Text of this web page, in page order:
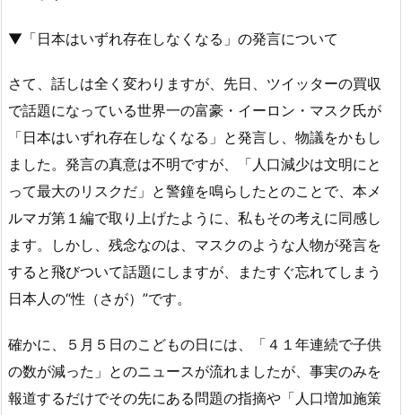
▼「日本はいずれ存在しなくなる」の発言について
さて、話しは全く変わりますが、先日、ツイッターの買収
で話題になっている世界一の富豪・イーロン・マスク氏が
「日本はいずれ存在しなくなる」と発言し、物議をかもし
ました。発言の真意は不明ですが、「人口減少は文明にと
って最大のリスクだ」と警鐘を鳴らしたとのことで、本メ
ルマガ第１編で取り上げたように、私もその考えに同感し
ます。しかし、残念なのは、マスクのような人物が発言を
すると飛びついて話題にしますが、またすぐ忘れてしまう
日本人の“性（さが）”です。
確かに、５月５日のこどもの日には、「４１年連続で子供
の数が減った」とのニュースが流れましたが、事実のみを
報道するだけでその先にある問題の指摘や「人口増加施策